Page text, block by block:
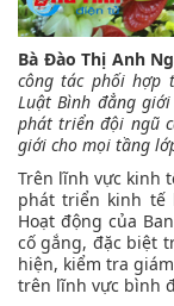
Bà Đào Thị Anh
công tác phối hợp
Luật Bình đẳng
phát triển đội ngũ
giới cho mọi tầng
Trên lĩnh vực kinh
phát triển kinh tế
Hoạt động của
cố gắng, đặc biệt
hiện, kiểm tra
trên lĩnh vực bình